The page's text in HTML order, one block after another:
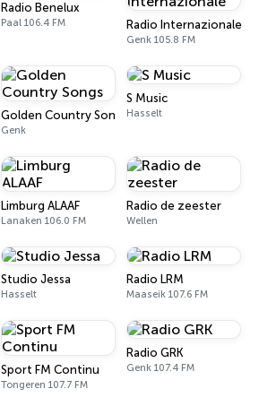
Radio Benelux
Paal 106.4 FM Radio Internazionale
Genk 105.8 FM
Golden Country Songs
Genk
S Music
Hasselt
Limburg ALAAF
Lanaken 106.0 FM
Radio de zeester
Wellen
Studio Jessa
Hasselt
Radio LRM
Maaseik 107.6 FM
Sport FM Continu
Tongeren 107.7 FM
Radio GRK
Genk 107.4 FM